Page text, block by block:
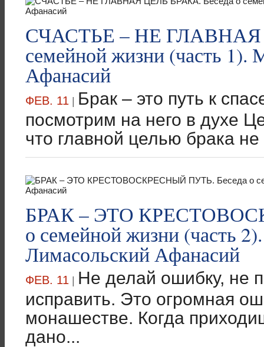
СЧАСТЬЕ – НЕ ГЛАВНАЯ
семейной жизни (часть 1).
Афанасий
ФЕВ. 11 | Брак – это путь к
посмотрим на него в духе
что главной целью брака
БРАК – ЭТО
о семейной жизни (часть
Лимасольский Афанасий
ФЕВ. 11 | Не делай ошибку, не
исправить. Это огромная
монашестве. Когда
дано...